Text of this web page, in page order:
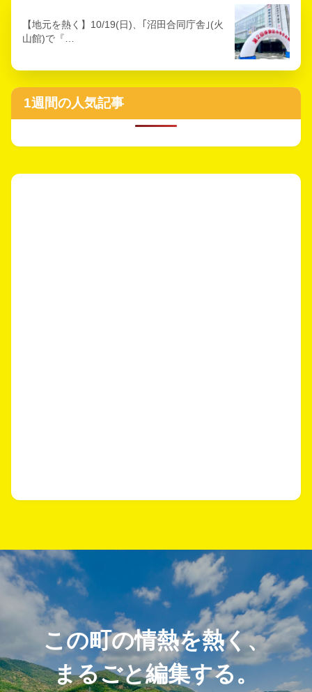
【地元を熱く】10/19(日)、｢沼田合同庁舎｣(火
山館)で『…
1週間の人気記事
この町の情熱を熱く、
まるごと編集する。